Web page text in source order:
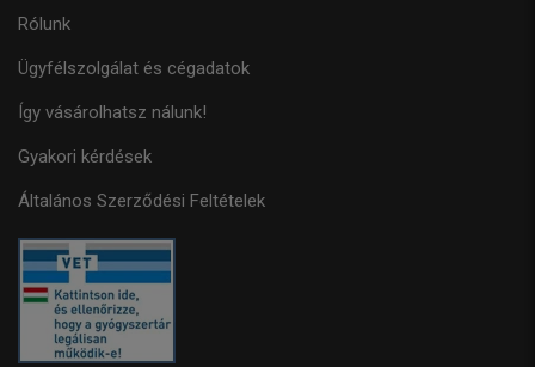
Rólunk
Ügyfélszolgálat és cégadatok
Így vásárolhatsz nálunk!
Gyakori kérdések
Általános Szerződési Feltételek